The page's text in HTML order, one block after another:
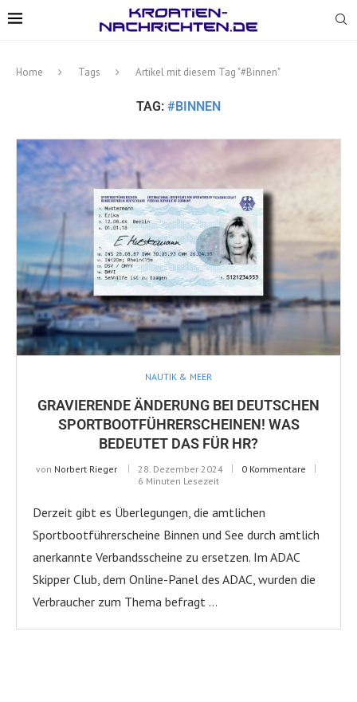
Home Tags Artikel mit diesem Tag "#Binnen"
TAG: #BINNEN
NAUTIK & MEER
GRAVIERENDE ÄNDERUNG BEI DEUTSCHEN
SPORTBOOTFÜHRERSCHEINEN! WAS
BEDEUTET DAS FÜR HR?
von Norbert Rieger 28. Dezember 2024
0 Kommentare
6 Minuten Lesezeit
Derzeit gibt es Überlegungen, die amtlichen
Sportbootführerscheine Binnen und See durch amtlich
anerkannte Verbandsscheine zu ersetzen. Im ADAC
Skipper Club, dem Online-Panel des ADAC, wurden die
Verbraucher zum Thema befragt …